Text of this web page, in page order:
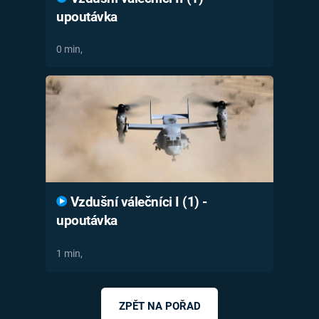
upoutávka
0 min,
Vzdušní válečníci I (1) -
upoutávka
1 min,
ZPĚT NA POŘAD